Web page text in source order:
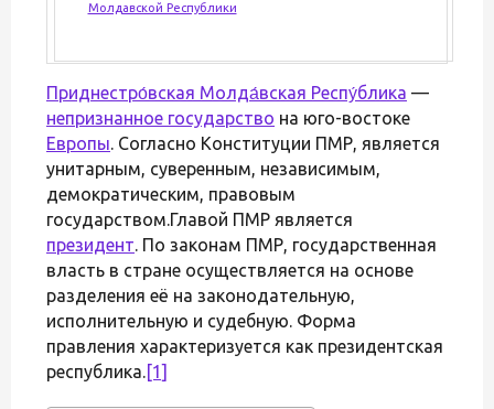
Молдавской Республики
Приднестро́вская Молда́вская Респу́блика —
непризнанное государство на юго-востоке
Европы. Согласно Конституции ПМР, является
унитарным, суверенным, независимым,
демократическим, правовым
государством.Главой ПМР является
президент. По законам ПМР, государственная
власть в стране осуществляется на основе
разделения её на законодательную,
исполнительную и судебную. Форма
правления характеризуется как президентская
республика.[1]